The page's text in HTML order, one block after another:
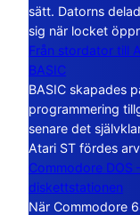
sätt. Datorns
sig när locket
Från stordator till
BASIC
BASIC skapades
programmering
senare det
Atari ST fördes
Commodore DOS
diskettstationen
När Commodore